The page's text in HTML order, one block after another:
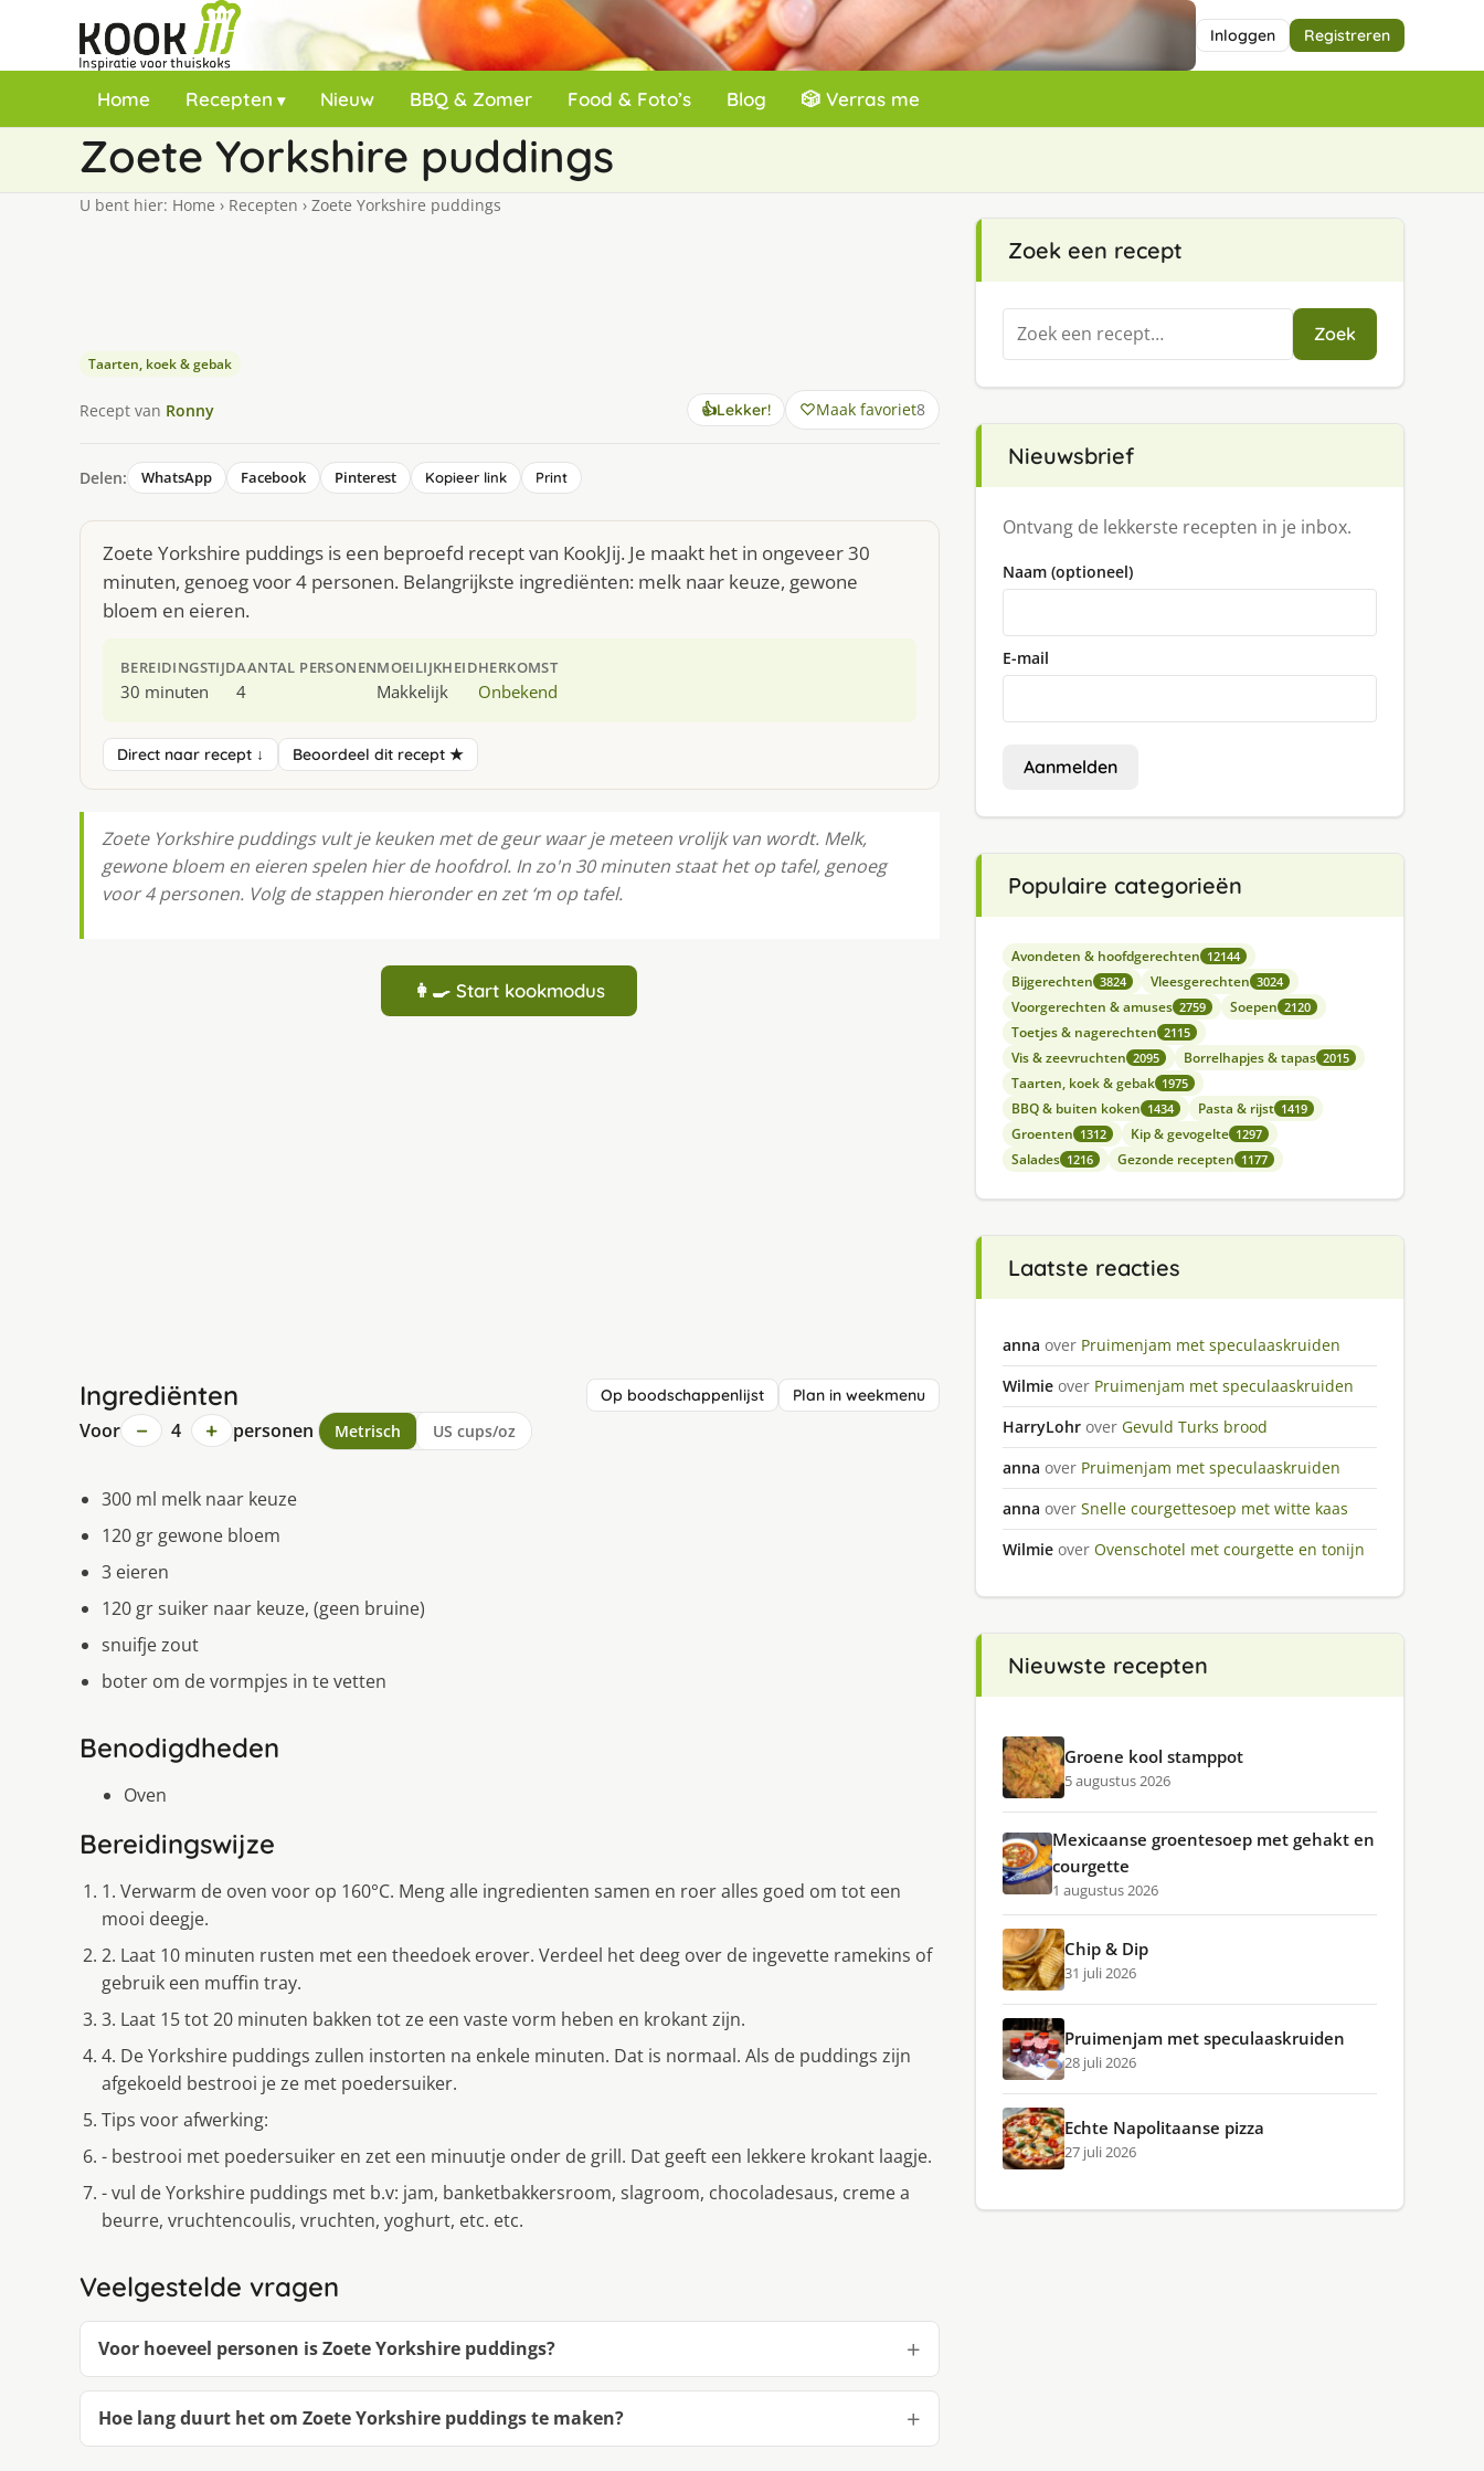
Inloggen Registreren
Home Recepten Nieuw BBQ & Zomer Food & Foto’s Blog 🎲 Verras me
Zoete Yorkshire puddings
U bent hier: Home › Recepten › Zoete Yorkshire puddings
Taarten, koek & gebak
Recept van Ronny 👍Lekker! Maak favoriet8
Delen: WhatsApp Facebook Pinterest Kopieer link Print
Zoete Yorkshire puddings is een beproefd recept van KookJij. Je maakt het in ongeveer 30
minuten, genoeg voor 4 personen. Belangrijkste ingrediënten: melk naar keuze, gewone
bloem en eieren.
BEREIDINGSTIJD
30 minuten
AANTAL PERSONEN
4
MOEILIJKHEID
Makkelijk
HERKOMST
Onbekend
Direct naar recept ↓ Beoordeel dit recept ★
Zoete Yorkshire puddings vult je keuken met de geur waar je meteen vrolijk van wordt. Melk,
gewone bloem en eieren spelen hier de hoofdrol. In zo'n 30 minuten staat het op tafel, genoeg
voor 4 personen. Volg de stappen hieronder en zet ‘m op tafel.
👩‍🍳 Start kookmodus
Ingrediënten Op boodschappenlijst Plan in weekmenu
Voor − 4 + personen Metrisch US cups/oz
300 ml melk naar keuze
120 gr gewone bloem
3 eieren
120 gr suiker naar keuze, (geen bruine)
snuifje zout
boter om de vormpjes in te vetten
Benodigdheden
Oven
Bereidingswijze
1. Verwarm de oven voor op 160°C. Meng alle ingredienten samen en roer alles goed om tot een
mooi deegje.
2. Laat 10 minuten rusten met een theedoek erover. Verdeel het deeg over de ingevette ramekins of
gebruik een muffin tray.
3. Laat 15 tot 20 minuten bakken tot ze een vaste vorm heben en krokant zijn.
4. De Yorkshire puddings zullen instorten na enkele minuten. Dat is normaal. Als de puddings zijn
afgekoeld bestrooi je ze met poedersuiker.
Tips voor afwerking:
- bestrooi met poedersuiker en zet een minuutje onder de grill. Dat geeft een lekkere krokant laagje.
- vul de Yorkshire puddings met b.v: jam, banketbakkersroom, slagroom, chocoladesaus, creme a
beurre, vruchtencoulis, vruchten, yoghurt, etc. etc.
Veelgestelde vragen
Voor hoeveel personen is Zoete Yorkshire puddings?
Hoe lang duurt het om Zoete Yorkshire puddings te maken?
Zoek een recept
Zoeken
naar:
Zoek
Nieuwsbrief
Ontvang de lekkerste recepten in je inbox.
Naam (optioneel)
E-mail
Aanmelden
Populaire categorieën
Avondeten & hoofdgerechten 12144
Bijgerechten 3824 Vleesgerechten 3024
Voorgerechten & amuses 2759 Soepen 2120
Toetjes & nagerechten 2115
Vis & zeevruchten 2095 Borrelhapjes & tapas 2015
Taarten, koek & gebak 1975
BBQ & buiten koken 1434 Pasta & rijst 1419
Groenten 1312 Kip & gevogelte 1297
Salades 1216 Gezonde recepten 1177
Laatste reacties
anna over Pruimenjam met speculaaskruiden
Wilmie over Pruimenjam met speculaaskruiden
HarryLohr over Gevuld Turks brood
anna over Pruimenjam met speculaaskruiden
anna over Snelle courgettesoep met witte kaas
Wilmie over Ovenschotel met courgette en tonijn
Nieuwste recepten
Groene kool stamppot
5 augustus 2026
Mexicaanse groentesoep met gehakt en
courgette
1 augustus 2026
Chip & Dip
31 juli 2026
Pruimenjam met speculaaskruiden
28 juli 2026
Echte Napolitaanse pizza
27 juli 2026